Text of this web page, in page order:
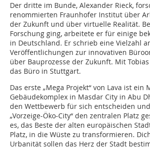
Der dritte im Bunde, Alexander Rieck,
renommierten Fraunhofer Institut über
der Zukunft und über virtuelle Realität.
Forschung ging, arbeitete er für einige
in Deutschland. Er schrieb eine Vielzahl
Veröffentlichungen zur innovativen
über Bauprozesse der Zukunft. Mit
das Büro in Stuttgart.
Das erste „Mega Projekt“ von Lava ist ein
Gebäudekomplex in Masdar City in Abu
den Wettbewerb für sich entscheiden
„Vorzeige-Öko-City“ den zentralen Platz
es, das Beste der alten europäischen
Platz, in die Wüste zu transformieren.
Urbanität sollen das Herz der Stadt